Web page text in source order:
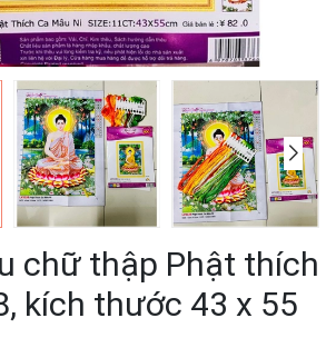
chữ thập Phật thích
kích thước 43 x 55